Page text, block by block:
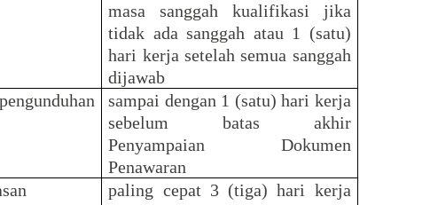
masa sanggah kualifikasi jika
tidak ada sanggah atau 1 (satu)
hari kerja setelah semua sanggah
dijawab
sampai dengan 1 (satu) hari kerja
sebelum batas akhir
Penyampaian Dokumen
Penawaran
paling cepat 3 (tiga) hari kerja